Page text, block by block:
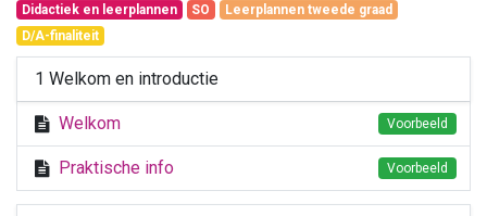
Didactiek en leerplannen SO
Leerplannen tweede graad
D/A-finaliteit
1 Welkom en introductie
Welkom Voorbeeld
Praktische info Voorbeeld